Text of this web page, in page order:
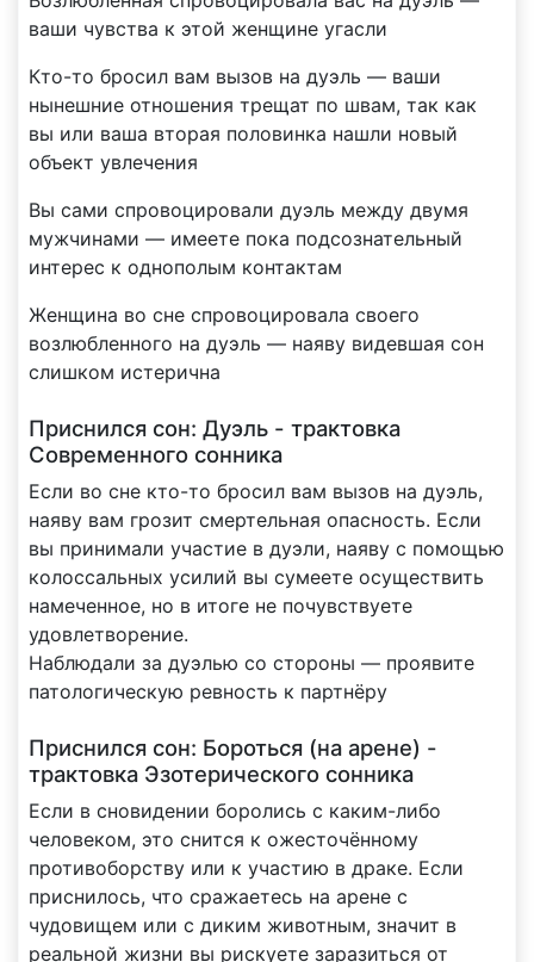
ваши чувства к этой женщине угасли
Кто-то бросил вам вызов на дуэль — ваши
нынешние отношения трещат по швам, так как
вы или ваша вторая половинка нашли новый
объект увлечения
Вы сами спровоцировали дуэль между двумя
мужчинами — имеете пока подсознательный
интерес к однополым контактам
Женщина во сне спровоцировала своего
возлюбленного на дуэль — наяву видевшая сон
слишком истерична
Приснился сон: Дуэль - трактовка
Современного сонника
Если во сне кто-то бросил вам вызов на дуэль,
наяву вам грозит смертельная опасность. Если
вы принимали участие в дуэли, наяву с помощью
колоссальных усилий вы сумеете осуществить
намеченное, но в итоге не почувствуете
удовлетворение.
Наблюдали за дуэлью со стороны — проявите
патологическую ревность к партнёру
Приснился сон: Бороться (на арене) -
трактовка Эзотерического сонника
Если в сновидении боролись с каким-либо
человеком, это снится к ожесточённому
противоборству или к участию в драке. Если
приснилось, что сражаетесь на арене с
чудовищем или с диким животным, значит в
реальной жизни вы рискуете заразиться от